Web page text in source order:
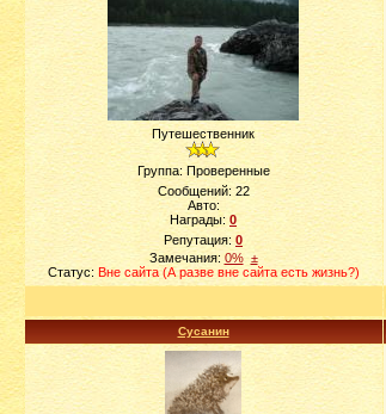
Путешественник
Группа: Проверенные
Сообщений: 22
Авто:
Награды: 0
Репутация: 0
Замечания: 0% ±
Статус: Вне сайта (А разве вне сайта есть жизнь?)
Сусанин